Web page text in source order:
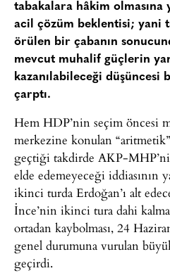
tabakalara hâkim olmasına
acil çözüm beklentisi; yani
örülen bir çabanın
mevcut muhalif güçlerin
kazanılabileceği düşüncesi
çarptı.
Hem HDP’nin seçim öncesi
merkezine konulan
geçtiği takdirde AKP-
elde edemeyeceği iddiasının
ikinci turda Erdoğan’ı alt
İnce’nin ikinci tura dahi
ortadan kaybolması, 24
genel durumuna vurulan
geçirdi.